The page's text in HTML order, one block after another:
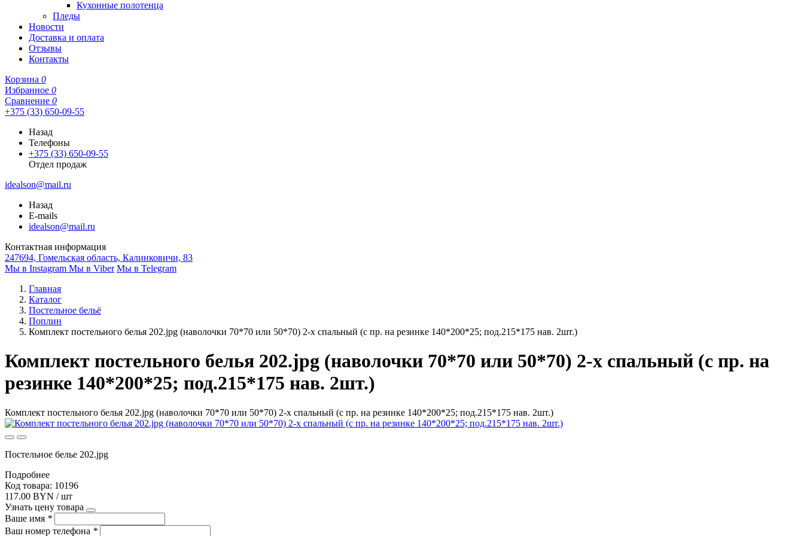
Кухонные полотенца
Пледы
Новости
Доставка и оплата
Отзывы
Контакты
Корзина 0
Избранное 0
Сравнение 0
+375 (33) 650-09-55
Назад
Телефоны
+375 (33) 650-09-55
Отдел продаж
idealson@mail.ru
Назад
E-mails
idealson@mail.ru
Контактная информация
247694, Гомельская область, Калинковичи, 83
Мы в Instagram Мы в Viber Мы в Telegram
Главная
Каталог
Постельное бельё
Поплин
Комплект постельного белья 202.jpg (наволочки 70*70 или 50*70) 2-х спальный (с пр. на резинке 140*200*25; под.215*175 нав. 2шт.)
Комплект постельного белья 202.jpg (наволочки 70*70 или 50*70) 2-х спальный (с пр. на
резинке 140*200*25; под.215*175 нав. 2шт.)
Комплект постельного белья 202.jpg (наволочки 70*70 или 50*70) 2-х спальный (с пр. на резинке 140*200*25; под.215*175 нав. 2шт.)
Постельное белье 202.jpg
Подробнее
Код товара: 10196
117.00 BYN / шт
Узнать цену товара
Ваше имя *
Ваш номер телефона *